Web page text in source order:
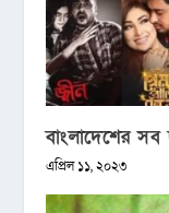
বাংলাদেশের
এপ্রিল ১১, ২০২৩